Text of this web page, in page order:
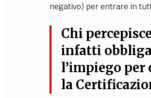
negativo) per entrare in
Chi
infatti
l’impiego per
la